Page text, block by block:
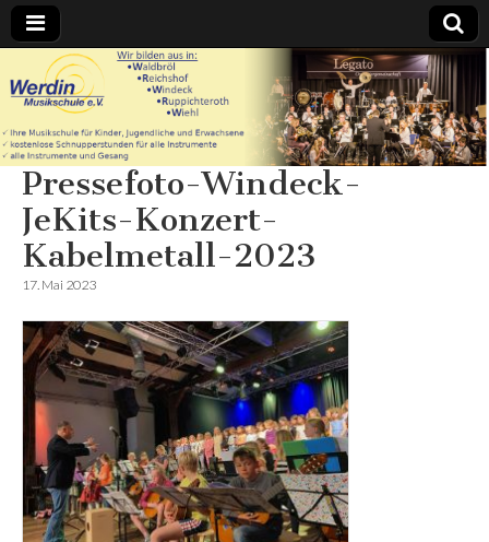
Werdin
Musikschule
e.V. – In
Waldbröl
Reichshof
Windeck
Ruppichteroth
Wiehl
Pressefoto-Windeck-
JeKits-Konzert-
Kabelmetall-2023
17. Mai 2023